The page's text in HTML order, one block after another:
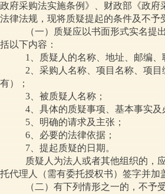
政府采购法实施条例》、财政部《政府
法律法规，现将质疑提起的条件及不予
（一）质疑应以书面形式实名提
括以下内容：
1、质疑人的名称、地址、邮编、
2、采购人名称、项目名称、项
有）；
3、被质疑人名称；
4、具体的质疑事项、基本事实及
5、明确的请求及主张；
6、必要的法律依据；
7、提起质疑的日期。
质疑人为法人或者其他组织的，
托代理人（需有委托授权书）签字并加
（二）有下列情形之一的，不予